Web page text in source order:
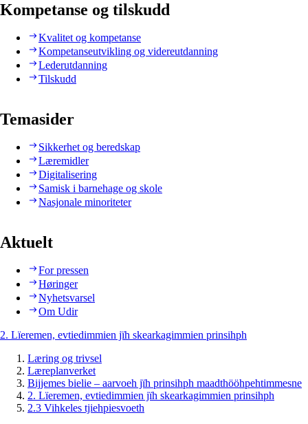
Kompetanse og tilskudd
Kvalitet og kompetanse
Kompetanseutvikling og videreutdanning
Lederutdanning
Tilskudd
Temasider
Sikkerhet og beredskap
Læremidler
Digitalisering
Samisk i barnehage og skole
Nasjonale minoriteter
Aktuelt
For pressen
Høringer
Nyhetsvarsel
Om Udir
2. Lïeremen, evtiedimmien jïh skearkagimmien prinsihph
Læring og trivsel
Læreplanverket
Bijjemes bielie – aarvoeh jïh prinsihph maadthööhpehtimmesne
2. Lïeremen, evtiedimmien jïh skearkagimmien prinsihph
2.3 Vihkeles tjiehpiesvoeth